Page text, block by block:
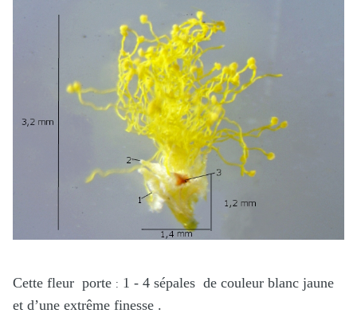
Cette fleur porte : 1 - 4 sépales de couleur blanc jaune
et d’une extrême finesse .